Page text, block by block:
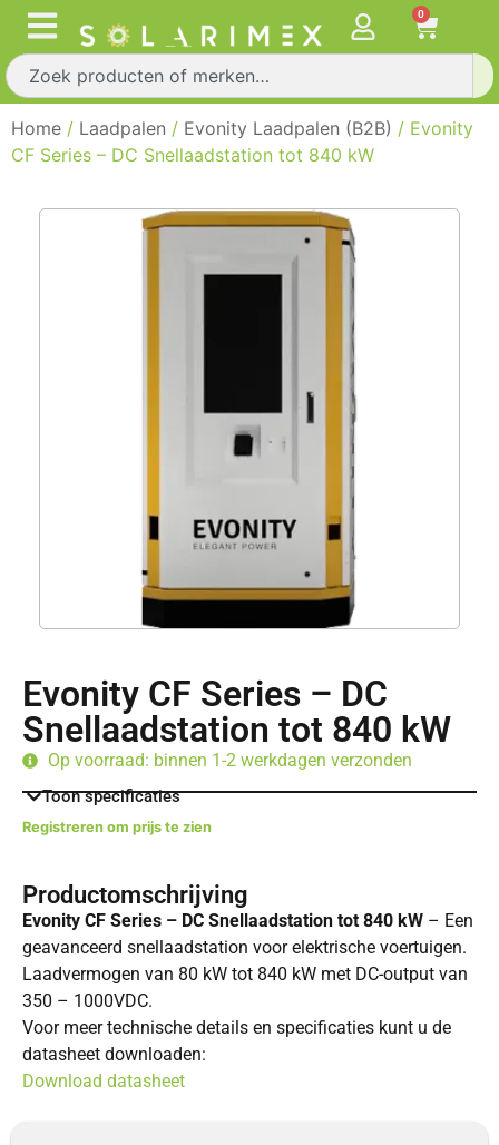
0
Home / Laadpalen / Evonity Laadpalen (B2B) / Evonity
CF Series – DC Snellaadstation tot 840 kW
Evonity CF Series – DC
Snellaadstation tot 840 kW
Op voorraad: binnen 1-2 werkdagen verzonden
Toon specificaties
Registreren om prijs te zien
Productomschrijving
Evonity CF Series – DC Snellaadstation tot 840 kW – Een
geavanceerd snellaadstation voor elektrische voertuigen.
Laadvermogen van 80 kW tot 840 kW met DC-output van
350 – 1000VDC.
Voor meer technische details en specificaties kunt u de
datasheet downloaden:
Download datasheet